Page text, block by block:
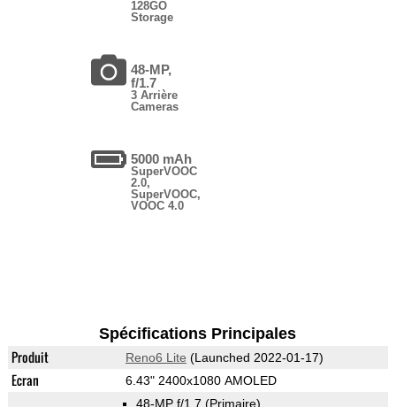
128GO
Storage
48-MP,
f/1.7
3 Arrière
Cameras
5000 mAh
SuperVOOC
2.0,
SuperVOOC,
VOOC 4.0
Spécifications Principales
Produit Reno6 Lite (Launched 2022-01-17)
Ecran 6.43" 2400x1080 AMOLED
48-MP f/1.7 (Primaire)